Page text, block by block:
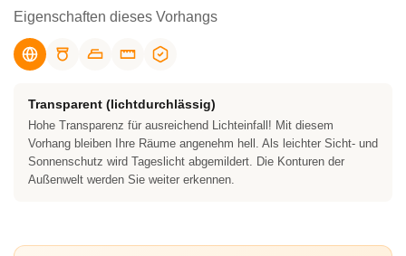
Eigenschaften dieses Vorhangs
Transparent (lichtdurchlässig)
Hohe Transparenz für ausreichend Lichteinfall! Mit diesem
Vorhang bleiben Ihre Räume angenehm hell. Als leichter Sicht- und
Sonnenschutz wird Tageslicht abgemildert. Die Konturen der
Außenwelt werden Sie weiter erkennen.